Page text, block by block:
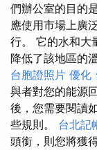
們辦公室的目的
應使用市場上廣
行。 它的水和大
降低了該地區的
台胞證照片 優化
與者對您的能源
後，您需要閱讀
些規則。 台北記
頭銜，則您將獲